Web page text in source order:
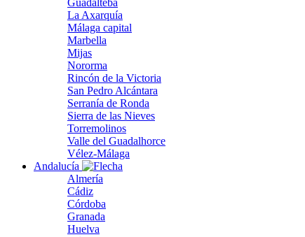
Guadalteba
La Axarquía
Málaga capital
Marbella
Mijas
Nororma
Rincón de la Victoria
San Pedro Alcántara
Serranía de Ronda
Sierra de las Nieves
Torremolinos
Valle del Guadalhorce
Vélez-Málaga
Andalucía
Almería
Cádiz
Córdoba
Granada
Huelva